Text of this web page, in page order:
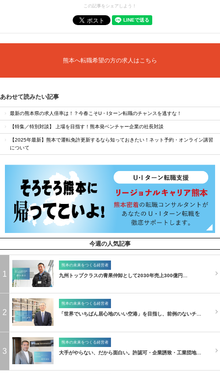
この記事をシェアしよう！
熊本へ転職希望の方の求人はこちら
あわせて読みたい記事
最新の熊本県の求人倍率は！？今春こそU・Iターン転職のチャンスを逃すな！
【特集／特別対談】 上場を目指す！熊本発ベンチャー企業の社長対談
【2025年最新】熊本で運転免許更新するなら知っておきたい！ネット予約・オンライン講習
について
今週の人気記事
1
熊本の未来をつくる経営者
九州トップクラスの青果仲卸として2030年売上300億円…
2
熊本の未来をつくる経営者
「世界でいちばん居心地のいい空港」を目指し、前例のないチ…
3
熊本の未来をつくる経営者
大手がやらない、だから面白い。許認可・企業誘致・工業団地…